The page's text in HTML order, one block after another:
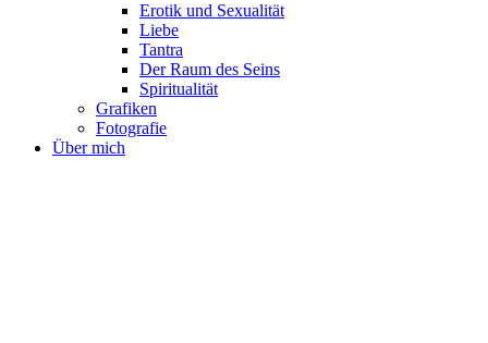
Erotik und Sexualität
Liebe
Tantra
Der Raum des Seins
Spiritualität
Grafiken
Fotografie
Über mich